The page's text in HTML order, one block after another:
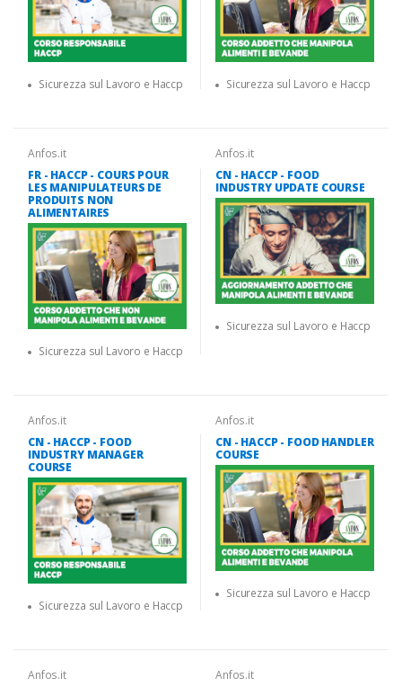
Sicurezza sul Lavoro e Haccp Sicurezza sul Lavoro e Haccp
Anfos.it
FR - HACCP - COURS POUR
LES MANIPULATEURS DE
PRODUITS NON
ALIMENTAIRES
Sicurezza sul Lavoro e Haccp
Anfos.it
CN - HACCP - FOOD
INDUSTRY UPDATE COURSE
Sicurezza sul Lavoro e Haccp
Anfos.it
CN - HACCP - FOOD
INDUSTRY MANAGER
COURSE
Sicurezza sul Lavoro e Haccp
Anfos.it
CN - HACCP - FOOD HANDLER
COURSE
Sicurezza sul Lavoro e Haccp
Anfos.it
Anfos.it